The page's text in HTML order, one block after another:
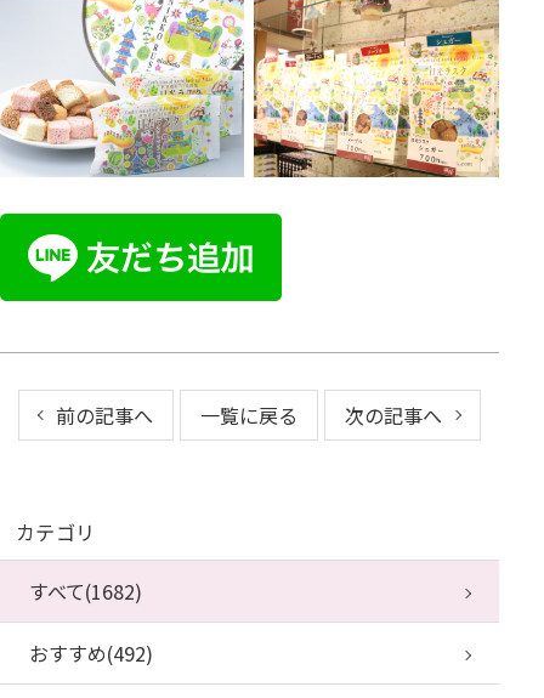
前の記事へ 一覧に戻る 次の記事へ
カテゴリ
すべて(1682)
おすすめ(492)